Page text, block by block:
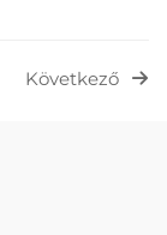
Következő